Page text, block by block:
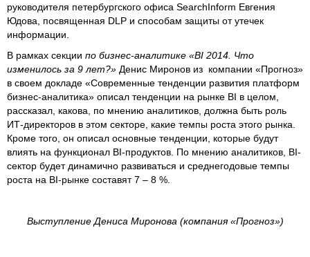
руководителя петербургского офиса SearchInform Евгения
Юдова, посвященная DLP и способам защиты от утечек
информации.
В рамках секции по бизнес-аналитике «BI 2014. Что
изменилось за 9 лет?» Денис Миронов из компании «Прогноз»
в своем докладе «Современные тенденции развития платформ
бизнес-аналитика» описал тенденции на рынке BI в целом,
рассказал, какова, по мнению аналитиков, должна быть роль
ИТ-директоров в этом секторе, какие темпы роста этого рынка.
Кроме того, он описал основные тенденции, которые будут
влиять на функционал BI-продуктов. По мнению аналитиков, BI-
сектор будет динамично развиваться и среднегодовые темпы
роста на BI-рынке составят 7 – 8 %.
Выступление Дениса Миронова (компания «Прогноз»)